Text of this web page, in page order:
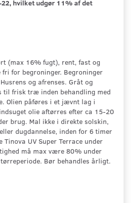
22, hvilket udgør 11% af det
(max 16% fugt), rent, fast og
for begroninger. Begroninger
og afrenses. Gråt og
frisk træ inden behandling med
Olien påføres i et jævnt lag i
olie aftørres efter ca 15-20
brug. Mal ikke i direkte solskin,
dugdannelse, inden for 6 timer
UV Super Terrace under
må max være 80% under
Bør behandles årligt.